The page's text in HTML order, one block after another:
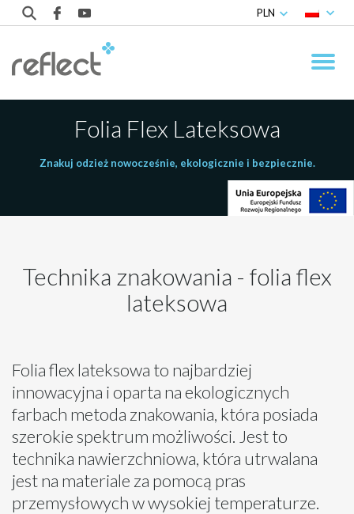
PLN
Folia Flex Lateksowa
Znakuj odzież nowocześnie, ekologicznie i bezpiecznie.
Technika znakowania - folia flex
lateksowa
Folia flex lateksowa to najbardziej
innowacyjna i oparta na ekologicznych
farbach metoda znakowania, która posiada
szerokie spektrum możliwości. Jest to
technika nawierzchniowa, która utrwalana
jest na materiale za pomocą pras
przemysłowych w wysokiej temperaturze.